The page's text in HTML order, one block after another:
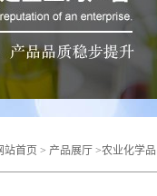
站首页 > 产品展厅 >农业化学品